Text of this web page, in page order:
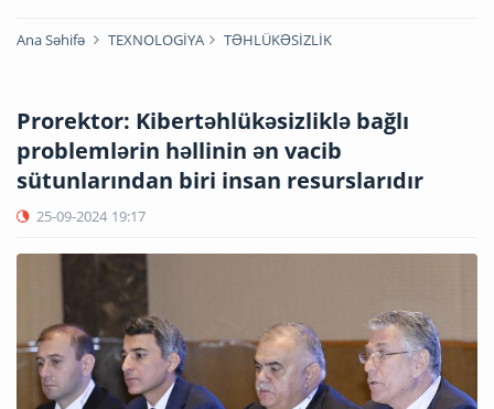
Ana Səhifə TEXNOLOGİYA TƏHLÜKƏSİZLİK
Prorektor: Kibertəhlükəsizliklə bağlı
problemlərin həllinin ən vacib
sütunlarından biri insan resurslarıdır
25-09-2024 19:17